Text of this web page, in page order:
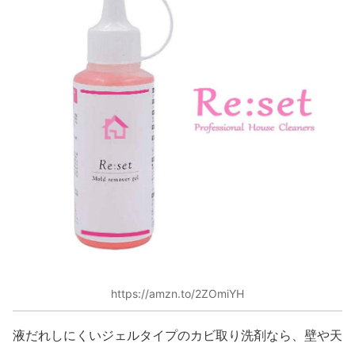
https://amzn.to/2ZOmiYH
液だれしにくいジェルタイプのカビ取り洗剤なら、壁や天